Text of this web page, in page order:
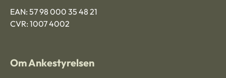
EAN: 57 98 000 35 48 21
CVR: 1007 4002
Om Ankestyrelsen